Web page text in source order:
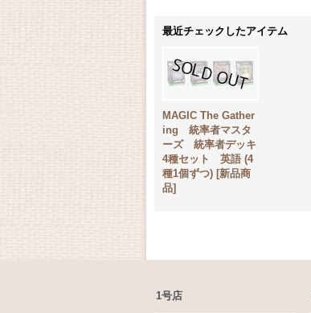
最近チェックしたアイテム
MAGIC The Gather
ing 統率者マスタ
ーズ 統率者デッキ
4種セット 英語 (4
種1個ずつ) [新品商
品]
1号店